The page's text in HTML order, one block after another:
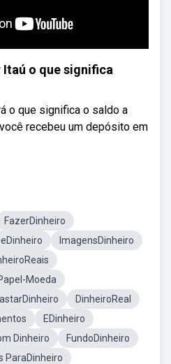
o que significa
o que significa o saldo a
recebeu um depósito em
FazerDinheiro
ImagensDinheiro
Moeda
DinheiroReal
EDinheiro
Dinheiro
FundoDinheiro
ParaDinheiro